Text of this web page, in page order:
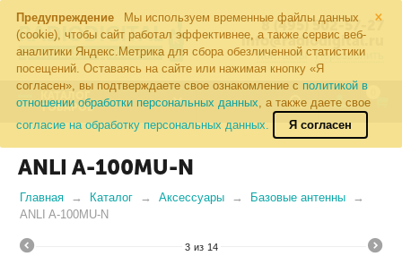
×
Предупреждение
Мы используем временные файлы данных
(cookie), чтобы сайт работал эффективнее, а также сервис веб-
аналитики Яндекс.Метрика для сбора обезличенной статистики
посещений. Оставаясь на сайте или нажимая кнопку «Я
согласен», вы подтверждаете свое ознакомление с политикой в
отношении обработки персональных данных, а также даете свое
согласие на обработку персональных данных.
Я согласен
8 (495) 502-57-27
info@radiodigital.ru
Контакты Перезвонить
КАТАЛОГ
ТОВАРОВ
ANLI A-100MU-N
Главная Каталог Аксессуары
Базовые антенны
ANLI A-100MU-N
3 из 14